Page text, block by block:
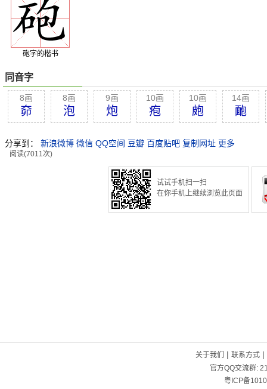
砲字的楷书
同音字
8画
奅
8画
泡
9画
炮
10画
疱
10画
皰
14画
靤
分享到： 新浪微博 微信 QQ空间 豆瓣 百度贴吧 复制网址 更多
阅读(7011次)
试试手机扫一扫
在你手机上继续浏览此页面
关于我们 | 联系方式|
官方QQ交流群:
粤ICP备